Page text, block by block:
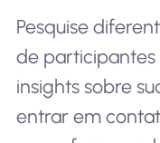
Pesquise
de
insights sobre
entrar em